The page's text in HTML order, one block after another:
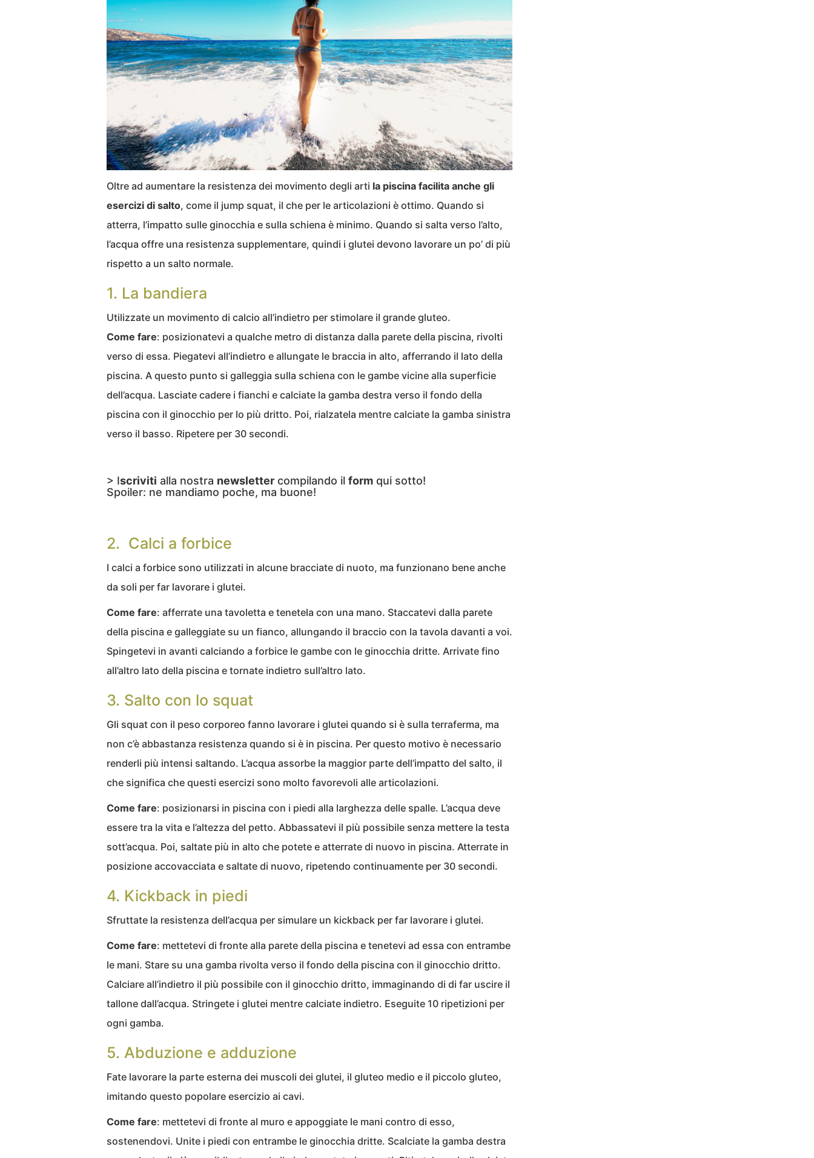
Oltre ad aumentare la resistenza dei movimento degli arti la piscina facilita anche gli
esercizi di salto, come il jump squat, il che per le articolazioni è ottimo. Quando si
atterra, l’impatto sulle ginocchia e sulla schiena è minimo. Quando si salta verso l’alto,
l’acqua offre una resistenza supplementare, quindi i glutei devono lavorare un po’ di più
rispetto a un salto normale.
1. La bandiera
Utilizzate un movimento di calcio all’indietro per stimolare il grande gluteo.
Come fare: posizionatevi a qualche metro di distanza dalla parete della piscina, rivolti
verso di essa. Piegatevi all’indietro e allungate le braccia in alto, afferrando il lato della
piscina. A questo punto si galleggia sulla schiena con le gambe vicine alla superficie
dell’acqua. Lasciate cadere i fianchi e calciate la gamba destra verso il fondo della
piscina con il ginocchio per lo più dritto. Poi, rialzatela mentre calciate la gamba sinistra
verso il basso. Ripetere per 30 secondi.
> Iscriviti alla nostra newsletter compilando il form qui sotto!
Spoiler: ne mandiamo poche, ma buone!
2. Calci a forbice
I calci a forbice sono utilizzati in alcune bracciate di nuoto, ma funzionano bene anche
da soli per far lavorare i glutei.
Come fare: afferrate una tavoletta e tenetela con una mano. Staccatevi dalla parete
della piscina e galleggiate su un fianco, allungando il braccio con la tavola davanti a voi.
Spingetevi in avanti calciando a forbice le gambe con le ginocchia dritte. Arrivate fino
all’altro lato della piscina e tornate indietro sull’altro lato.
3. Salto con lo squat
Gli squat con il peso corporeo fanno lavorare i glutei quando si è sulla terraferma, ma
non c’è abbastanza resistenza quando si è in piscina. Per questo motivo è necessario
renderli più intensi saltando. L’acqua assorbe la maggior parte dell’impatto del salto, il
che significa che questi esercizi sono molto favorevoli alle articolazioni.
Come fare: posizionarsi in piscina con i piedi alla larghezza delle spalle. L’acqua deve
essere tra la vita e l’altezza del petto. Abbassatevi il più possibile senza mettere la testa
sott’acqua. Poi, saltate più in alto che potete e atterrate di nuovo in piscina. Atterrate in
posizione accovacciata e saltate di nuovo, ripetendo continuamente per 30 secondi.
4. Kickback in piedi
Sfruttate la resistenza dell’acqua per simulare un kickback per far lavorare i glutei.
Come fare: mettetevi di fronte alla parete della piscina e tenetevi ad essa con entrambe
le mani. Stare su una gamba rivolta verso il fondo della piscina con il ginocchio dritto.
Calciare all’indietro il più possibile con il ginocchio dritto, immaginando di di far uscire il
tallone dall’acqua. Stringete i glutei mentre calciate indietro. Eseguite 10 ripetizioni per
ogni gamba.
5. Abduzione e adduzione
Fate lavorare la parte esterna dei muscoli dei glutei, il gluteo medio e il piccolo gluteo,
imitando questo popolare esercizio ai cavi.
Come fare: mettetevi di fronte al muro e appoggiate le mani contro di esso,
sostenendovi. Unite i piedi con entrambe le ginocchia dritte. Scalciate la gamba destra